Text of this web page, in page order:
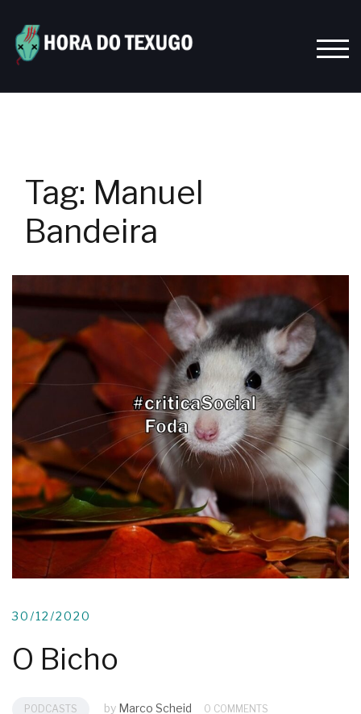
content
Tag: Manuel
Bandeira
30/12/2020
O Bicho
PODCASTS by Marco Scheid 0 COMMENTS